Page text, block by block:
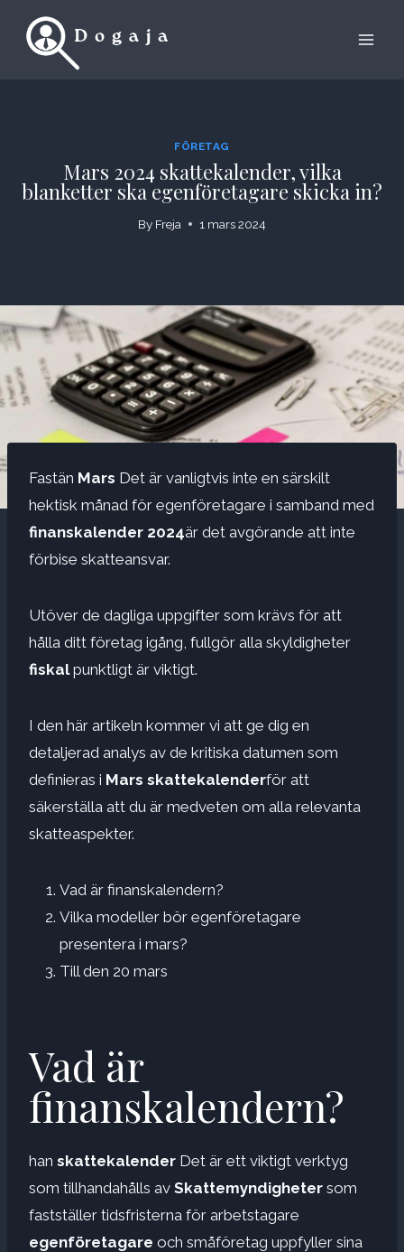
FÖRETAG
Mars 2024 skattekalender, vilka
blanketter ska egenföretagare skicka in?
By Freja 1 mars 2024
Fastän Mars Det är vanligtvis inte en särskilt
hektisk månad för egenföretagare i samband med
finanskalender 2024är det avgörande att inte
förbise skatteansvar.
Utöver de dagliga uppgifter som krävs för att
hålla ditt företag igång, fullgör alla skyldigheter
fiskalpunktligt är viktigt.
I den här artikeln kommer vi att ge dig en
detaljerad analys av de kritiska datumen som
definieras i Mars skattekalenderför att
säkerställa att du är medveten om alla relevanta
skatteaspekter.
Vad är finanskalendern?
Vilka modeller bör egenföretagare
presentera i mars?
Till den 20 mars
Vad är
finanskalendern?
han skattekalender Det är ett viktigt verktyg
som tillhandahålls av Skattemyndigheter som
fastställer tidsfristerna för arbetstagare
egenföretagare och småföretag uppfyller sina